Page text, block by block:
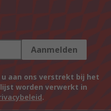
Aanmelden
aan ons verstrekt bij het
worden verwerkt in
.